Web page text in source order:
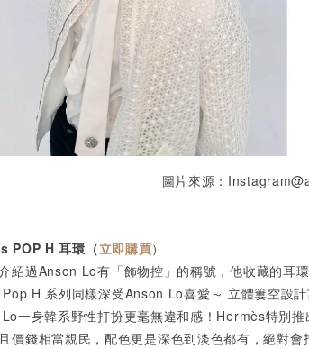
圖片來源：
POP H耳環（立即購買）
紹過Anson Lo有「飾物控」的稱號，他收藏的耳
H 系列同樣深受Anson Lo喜愛～ 立體簍空設
一身韓系野性打扮更毫無違和感！Hermès特別
價錢相當親民，配色更是深色到淡色都有，絕對會